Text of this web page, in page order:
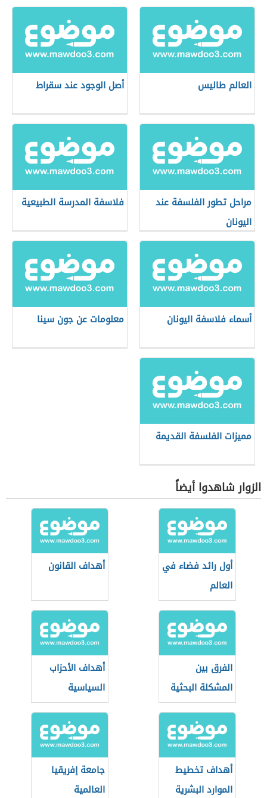
العالم طاليس أصل الوجود عند سقراط
مراحل تطور الفلسفة عند
اليونان
فلاسفة المدرسة الطبيعية
أسماء فلاسفة اليونان معلومات عن جون سينا
مميزات الفلسفة القديمة
الزوار شاهدوا أيضاً
أول رائد فضاء في
العالم
أهداف القانون
الفرق بين
المشكلة البحثية
والمشكلة
الاجتماعية
أهداف الأحزاب
السياسية
أهداف تخطيط
الموارد البشرية
جامعة إفريقيا
العالمية